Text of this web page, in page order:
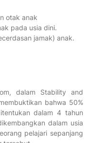
otak anak
pada usia dini.
jamak) anak.
dalam Stability and
bahwa 50%
dalam 4 tahun
dalam usia
pelajari sepanjang